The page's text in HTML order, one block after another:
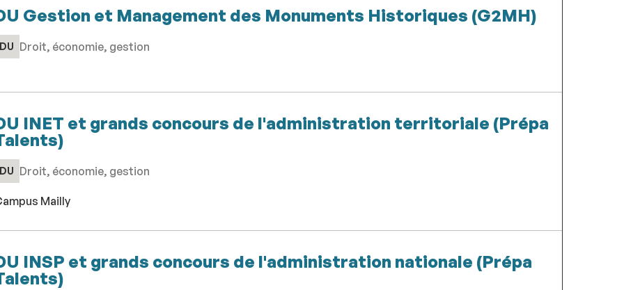
Gestion et Management des Monuments Historiques (G2MH)
Droit, économie, gestion
INET et grands concours de l'administration territoriale (Prépa
Droit, économie, gestion
Mailly
INSP et grands concours de l'administration nationale (Prépa